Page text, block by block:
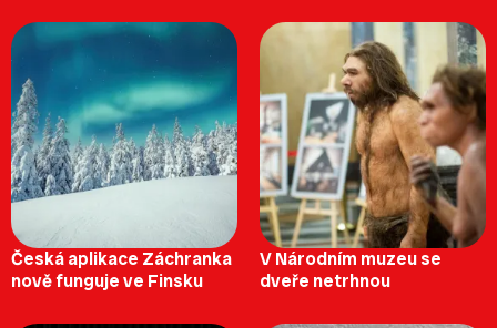
Česká aplikace Záchranka
nově funguje ve Finsku
V Národním muzeu se
dveře netrhnou